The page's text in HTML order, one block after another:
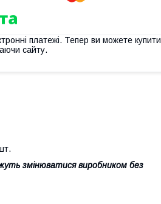
платежі. Тепер ви можете купити
сайту.
змінюватися виробником без